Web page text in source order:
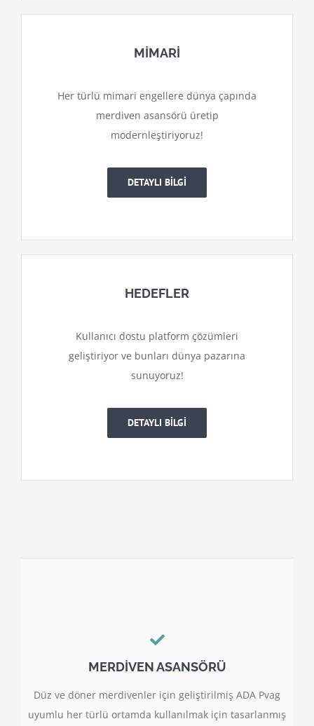
MİMARİ
Her türlü mimari engellere dünya çapında
merdiven asansörü üretip
modernleştiriyoruz!
DETAYLI BİLGİ
HEDEFLER
Kullanıcı dostu platform çözümleri
geliştiriyor ve bunları dünya pazarına
sunuyoruz!
DETAYLI BİLGİ
MERDİVEN ASANSÖRÜ
Düz ve döner merdivenler için geliştirilmiş ADA Pvag
uyumlu her türlü ortamda kullanılmak için tasarlanmış